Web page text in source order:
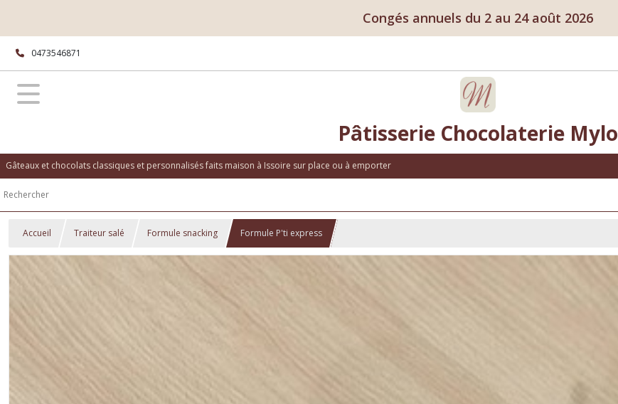
Congés annuels du 2 au 24 août 2026
0473546871
Pâtisserie Chocolaterie Mylo
Gâteaux et chocolats classiques et personnalisés faits maison à Issoire sur place ou à emporter
Accueil Traiteur salé Formule snacking Formule P'ti express